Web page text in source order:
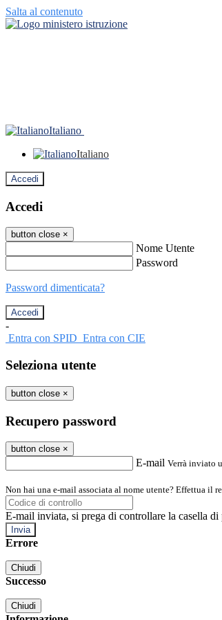
Salta al contenuto
Italiano
Italiano
Accedi
Accedi
button close ×
Nome Utente
Password
Password dimenticata?
-
Entra con SPID Entra con CIE
Seleziona utente
button close ×
Recupero password
button close ×
E-mail Verrà inviato
Non hai una e-mail associata al nome utente? Effettua il
E-mail inviata, si prega di controllare la casella di
Errore
Chiudi
Successo
Chiudi